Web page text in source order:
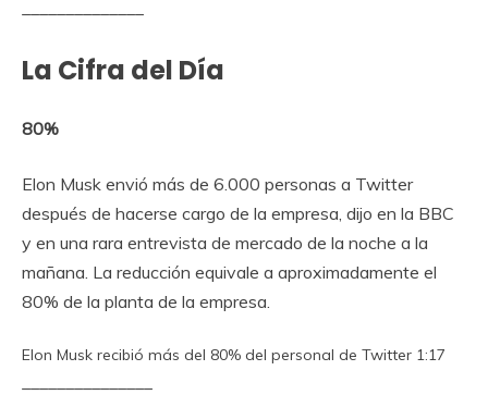
La Cifra del Día
80%
Elon Musk envió más de 6.000 personas a Twitter
después de hacerse cargo de la empresa, dijo en la BBC
y en una rara entrevista de mercado de la noche a la
mañana. La reducción equivale a aproximadamente el
80% de la planta de la empresa.
Elon Musk recibió más del 80% del personal de Twitter 1:17